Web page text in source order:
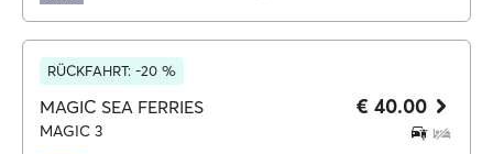
RÜCKFAHRT: -20 %
MAGIC SEA FERRIES
MAGIC 3
€ 40.00